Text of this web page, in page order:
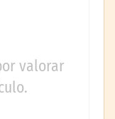
valorar